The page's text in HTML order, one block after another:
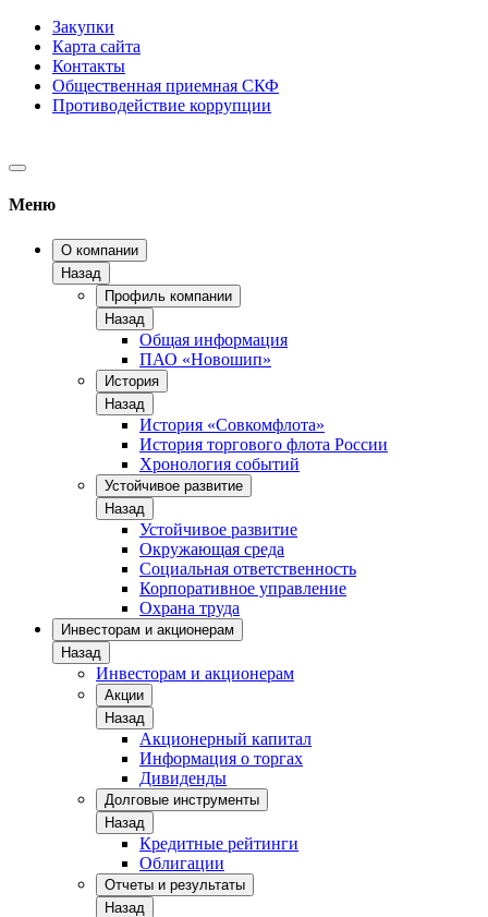
Закупки
Карта сайта
Контакты
Общественная приемная СКФ
Противодействие коррупции
Меню
О компании
Назад
Профиль компании
Назад
Общая информация
ПАО «Новошип»
История
Назад
История «Совкомфлота»
История торгового флота России
Хронология событий
Устойчивое развитие
Назад
Устойчивое развитие
Окружающая среда
Социальная ответственность
Корпоративное управление
Охрана труда
Инвесторам и акционерам
Назад
Инвесторам и акционерам
Акции
Назад
Акционерный капитал
Информация о торгах
Дивиденды
Долговые инструменты
Назад
Кредитные рейтинги
Облигации
Отчеты и результаты
Назад